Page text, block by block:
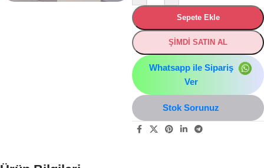
Sepete Ekle
ŞİMDİ SATIN AL
Whatsapp ile Sipariş
Ver
Stok Sorunuz